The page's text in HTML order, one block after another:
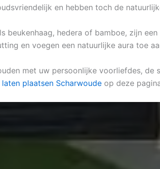
en hebben toch de
hedera of bamboe, zijn
en voegen een natuurlijke aura toe
met uw persoonlijke voorliefdes,
plaatsen Scharwoude op deze